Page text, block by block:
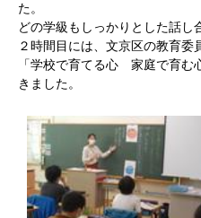
た。
どの学級もしっかりとした話し
２時間目には、文京区の教育委
「学校で育てる心 家庭で育む
きました。